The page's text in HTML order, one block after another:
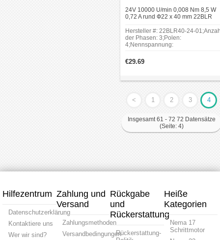
24V 10000 U/min 0,008 Nm 8,5 W
0,72 A rund Ф22 x 40 mm 22BLR
Hersteller #: 22BLR40-24-
der Phasen: 3;Polen:
4;Nennspannung:
14000RPM;Nenndrehmoment:
0.008Nm(1.13oz.in);Rahmengröße:
40mm;Schaftdurchmesser:
€29.69
< 1 2 3 4
Insgesamt 61 - 72 72 Datensätze
(Seite: 4)
Hilfezentrum
Datenschutzerklärung
Kontaktiere uns
Wer wir sind?
Zahlung und
Versand
Zahlungsmethoden
Versandbedingungen
Rückgabe
und
Rückerstattung
Rückerstattung-
Heiße
Kategorien
Nema 17
Schrittmotor